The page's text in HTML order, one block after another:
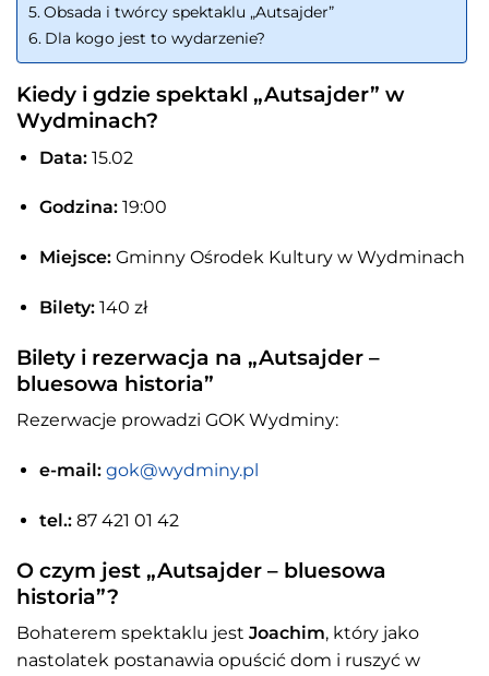
Obsada i twórcy spektaklu „Autsajder”
Dla kogo jest to wydarzenie?
Kiedy i gdzie spektakl „Autsajder” w
Wydminach?
Data:15.02
Godzina:19:00
Miejsce:Gminny Ośrodek Kultury w Wydminach
Bilety:140 zł
Bilety i rezerwacja na „Autsajder –
bluesowa historia”
Rezerwacje prowadzi GOK Wydminy:
e-mail: gok@wydminy.pl
tel.:87 421 01 42
O czym jest „Autsajder – bluesowa
historia”?
Bohaterem spektaklu jest Joachim, który jako
nastolatek postanawia opuścić dom i ruszyć w